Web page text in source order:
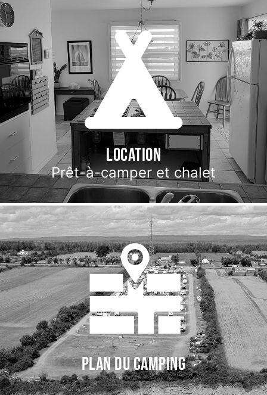
Location
Prêt-à-camper et chalet
Plan du camping